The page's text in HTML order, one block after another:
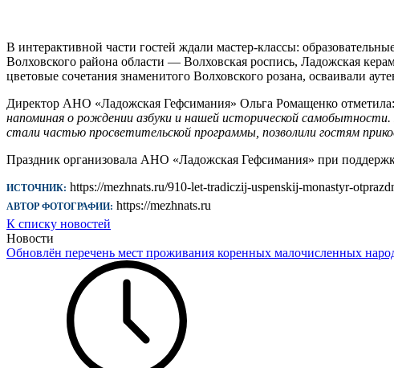
В интерактивной части гостей ждали мастер-классы:
Волховского района области — Волховская роспись, Ладожская
цветовые сочетания знаменитого Волховского розана, осваивали
Директор АНО «Ладожская Гефсимания» Ольга Ромащенко отметила:
напоминая о рождении азбуки и нашей исторической
стали частью просветительской программы, позволили гостям
Праздник организовала АНО «Ладожская Гефсимания» при
ИСТОЧНИК: https://mezhnats.ru/910-let-tradiczij-uspenskij-monastyr-
АВТОР ФОТОГРАФИИ: https://mezhnats.ru
К списку новостей
Новости
Обновлён перечень мест проживания коренных малочисленных